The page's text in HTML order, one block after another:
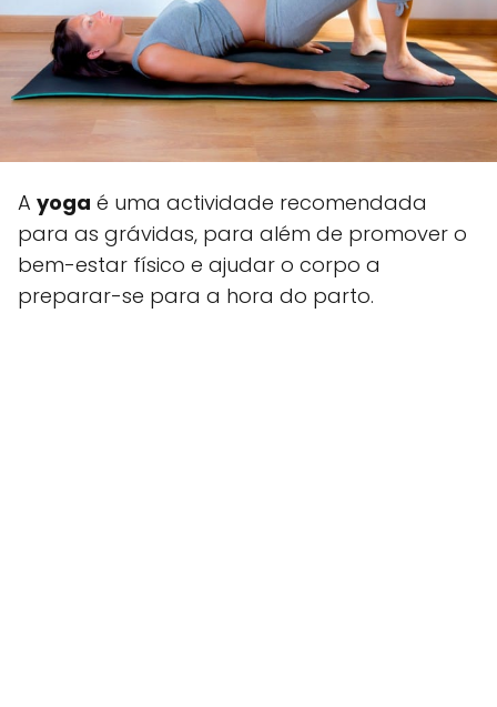
A yoga é uma actividade recomendada
para as grávidas, para além de promover o
bem-estar físico e ajudar o corpo a
preparar-se para a hora do parto.